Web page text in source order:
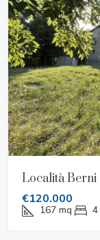
Località Berni
€120.000
167 mq 4